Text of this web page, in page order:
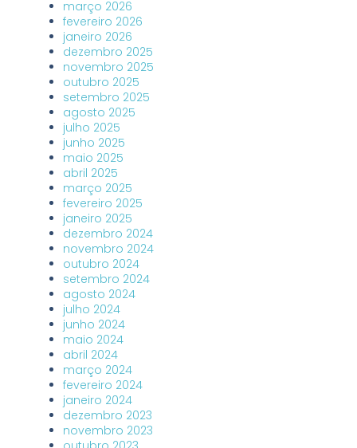
março 2026
fevereiro 2026
janeiro 2026
dezembro 2025
novembro 2025
outubro 2025
setembro 2025
agosto 2025
julho 2025
junho 2025
maio 2025
abril 2025
março 2025
fevereiro 2025
janeiro 2025
dezembro 2024
novembro 2024
outubro 2024
setembro 2024
agosto 2024
julho 2024
junho 2024
maio 2024
abril 2024
março 2024
fevereiro 2024
janeiro 2024
dezembro 2023
novembro 2023